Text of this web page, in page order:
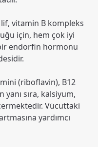
vitamin B kompleks
için, hem çok iyi
endorfin hormonu
(riboflavin), B12
sıra, kalsiyum,
Vücuttaki
yardımcı